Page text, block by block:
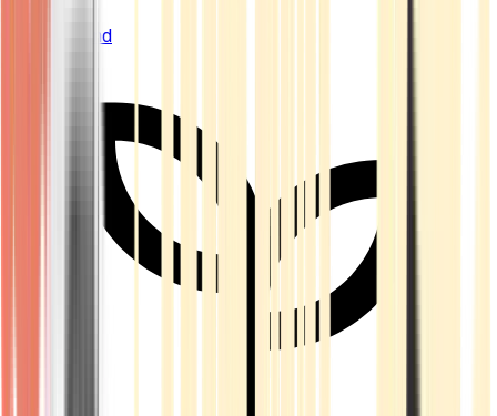
Live Bestand